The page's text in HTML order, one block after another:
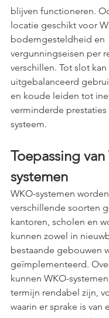
blijven functioneren.
locatie geschikt voor
bodemgesteldheid en
vergunningseisen per
verschillen. Tot slot
uitgebalanceerd
en koude leiden tot
verminderde prestaties
systeem.
Toepassing
systemen
WKO-systemen
verschillende soorten
kantoren, scholen en
kunnen zowel in
bestaande gebouwen
geïmplementeerd.
kunnen WKO-
termijn rendabel zijn,
waarin er sprake is van